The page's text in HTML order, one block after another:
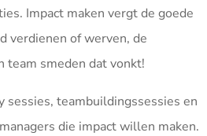
Impact maken vergt de goede
verdienen of werven, de
team smeden dat vonkt!
sessies, teambuildingssessies en
die impact willen maken.